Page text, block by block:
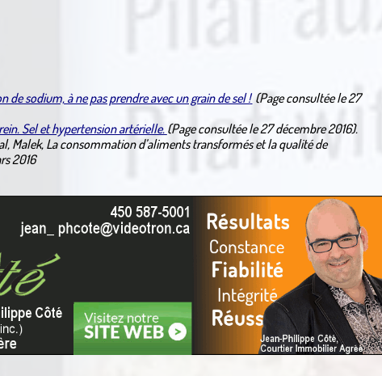
de sodium, à ne pas prendre avec un grain de sel ! (Page consultée le 27
Sel et hypertension artérielle. (Page consultée le 27 décembre 2016).
Malek, La consommation d’aliments transformés et la qualité de
2016